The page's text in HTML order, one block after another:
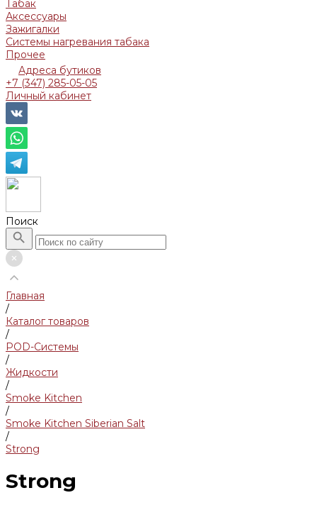
Табак
Аксессуары
Зажигалки
Системы нагревания табака
Прочее
Адреса бутиков
+7 (347) 285-05-05
Личный кабинет
Поиск
Главная
/
Каталог товаров
/
POD-Системы
/
Жидкости
/
Smoke Kitchen
/
Smoke Kitchen Siberian Salt
/
Strong
Strong